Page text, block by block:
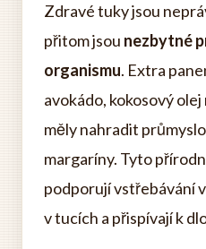
Zdravé tuky jsou
přitom jsou nezbytné
organismu. Extra
avokádo, kokosový
měly nahradit
margaríny. Tyto
podporují vstřebávání
v tucích a přispívají k